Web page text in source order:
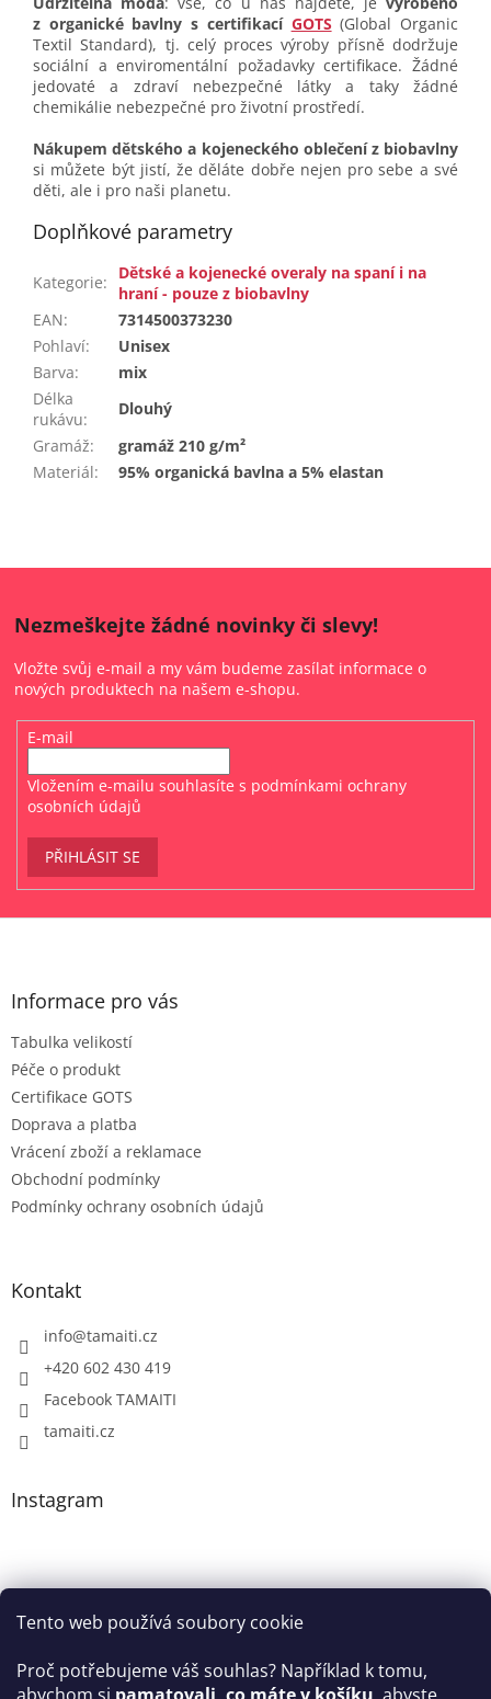
Tento web používá soubory cookie
Proč potřebujeme váš souhlas? Například k tomu,
z organické bavlny s certifikací GOTS (Global Organic
Textil Standard), tj. celý proces výroby přísně dodržuje
sociální a enviromentální požadavky certifikace. Žádné
jedovaté a zdraví nebezpečné látky a taky žádné
chemikálie nebezpečné pro životní prostředí.
Nákupem dětského a kojeneckého oblečení z biobavlny
si můžete být jistí, že děláte dobře nejen pro sebe a své
děti, ale i pro naši planetu.
Doplňkové parametry
Kategorie:
Dětské a kojenecké overaly na spaní i na
hraní - pouze z biobavlny
EAN:
7314500373230
Pohlaví:
Unisex
Barva:
mix
Délka
rukávu:
Dlouhý
Gramáž:
gramáž 210 g/m²
Materiál: 95% organická bavlna a 5% elastan
Nezmeškejte žádné novinky či slevy!
Vložte svůj e-mail a my vám budeme zasílat informace o
nových produktech na našem e-shopu.
E-mail
Vložením e-mailu souhlasíte s podmínkami ochrany
osobních údajů
PŘIHLÁSIT SE
Z
Informace pro vás
Tabulka velikostí
Péče o produkt
Certifikace GOTS
Doprava a platba
Vrácení zboží a reklamace
Obchodní podmínky
Podmínky ochrany osobních údajů
Kontakt
info@tamaiti.cz
+420 602 430 419
Facebook TAMAITI
tamaiti.cz
Instagram